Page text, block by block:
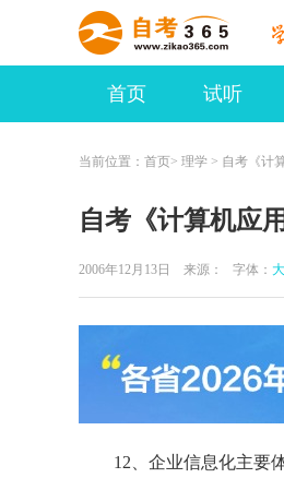
首页 试听
当前位置： 首页> 理学 > 自考《计
自考《计算机应
2006年12月13日 来源： 字体： 大
12、企业信息化主要